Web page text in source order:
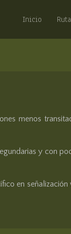
Inicio
menos
y con
en